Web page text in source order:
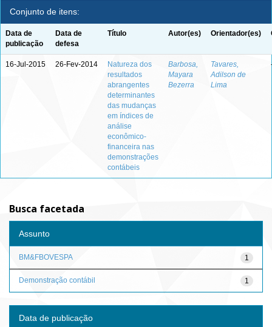
Conjunto de itens:
Data de
publicação
Data de
defesa
Título Autor(es) Orientador(es)
16-Jul-2015 26-Fev-2014
Natureza dos
resultados
abrangentes
determinantes
das mudanças
em índices de
análise
econômico-
financeira nas
demonstrações
contábeis
Barbosa,
Mayara
Bezerra
Tavares,
Adilson de
Lima
Busca facetada
Assunto
1
BM&FBOVESPA
1
Demonstração contábil
Data de publicação